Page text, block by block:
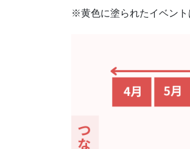
※黄色に塗られたイベン